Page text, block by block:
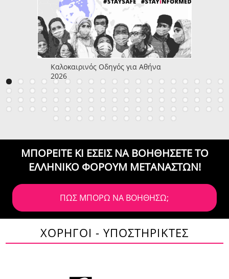
Καλοκαιρινός Οδηγός για Αθήνα
2026
ΜΠΟΡΕΙΤΕ ΚΙ ΕΣΕΙΣ ΝΑ ΒΟΗΘΗΣΕΤΕΤΟ
ΕΛΛΗΝΙΚΟ ΦΟΡΟΥΜ ΜΕΤΑΝΑΣΤΩΝ!
ΠΩΣ ΜΠΟΡΩ ΝΑ ΒΟΗΘΗΣΩ;
ΧΟΡΗΓΟΙ - ΥΠΟΣΤΗΡΙΚΤΕΣ